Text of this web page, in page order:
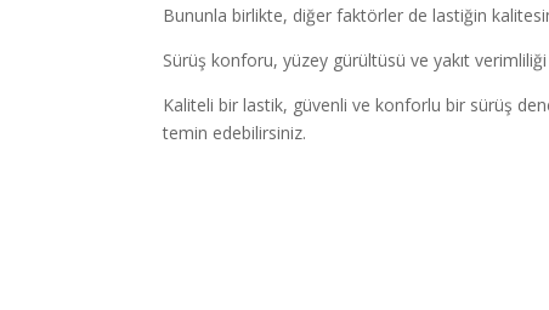
Bununla birlikte, diğer faktörler de lastiğin
Sürüş konforu, yüzey gürültüsü ve yakıt
Kaliteli bir lastik, güvenli ve konforlu bir sürüş
temin edebilirsiniz.